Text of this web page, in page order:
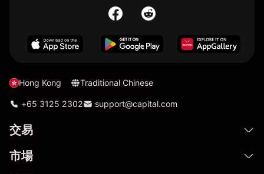
Hong Kong Traditional Chinese
+65 3125 2302 support@capital.com
交易
市場